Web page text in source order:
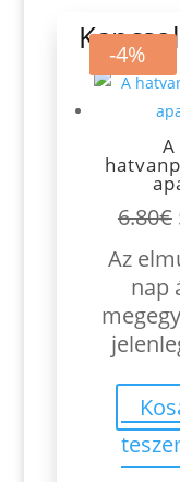
-20%
A
6.80€
Az
nap
-4%